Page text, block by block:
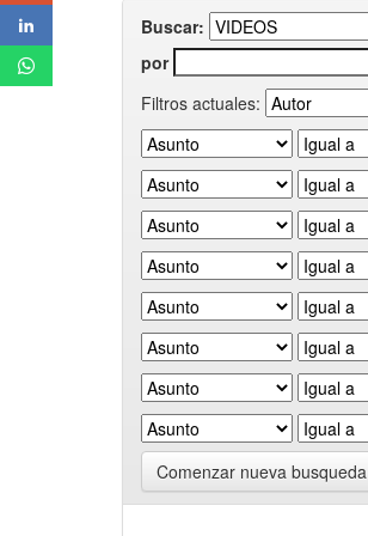
Buscar:
por
Filtros actuales:
Comenzar nueva busqueda